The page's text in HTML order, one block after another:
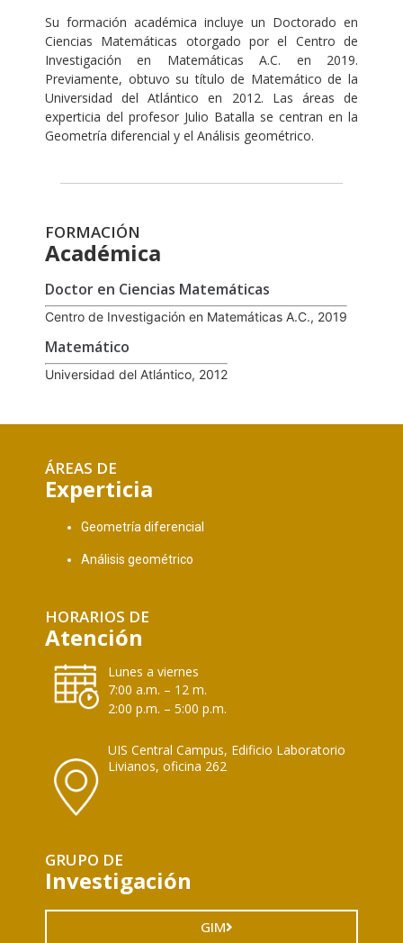
Su formación académica incluye un Doctorado en
Ciencias Matemáticas otorgado por el Centro de
Investigación en Matemáticas A.C. en 2019.
Previamente, obtuvo su título de Matemático de la
Universidad del Atlántico en 2012. Las áreas de
experticia del profesor Julio Batalla se centran en la
Geometría diferencial y el Análisis geométrico.
FORMACIÓN
Académica
Doctor en Ciencias Matemáticas
Centro de Investigación en Matemáticas A.C., 2019
Matemático
Universidad del Atlántico, 2012
ÁREAS DE
Experticia
Geometría diferencial
Análisis geométrico
HORARIOS DE
Atención
Lunes a viernes
7:00 a.m. – 12 m.
2:00 p.m. – 5:00 p.m.
UIS Central Campus, Edificio Laboratorio
Livianos, oficina 262
GRUPO DE
Investigación
GIM